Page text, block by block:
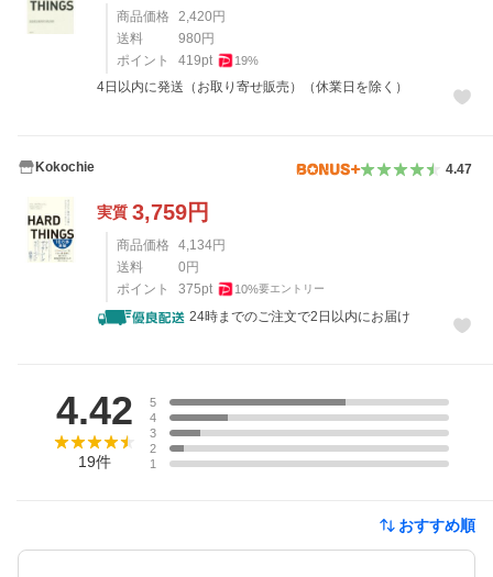
商品価格 2,420 円
送料
980 円
ポイント
419pt 19%
4日以内に発送（お取り寄せ販売）（休業日を除く）
Kokochie 4.47
実質 3,759円
商品価格 4,134円
送料
0 円
ポイント
375pt 10%要エントリー
24時までのご注文で2日以内にお届け
4.42
19件
5
4
3
2
1
おすすめ順